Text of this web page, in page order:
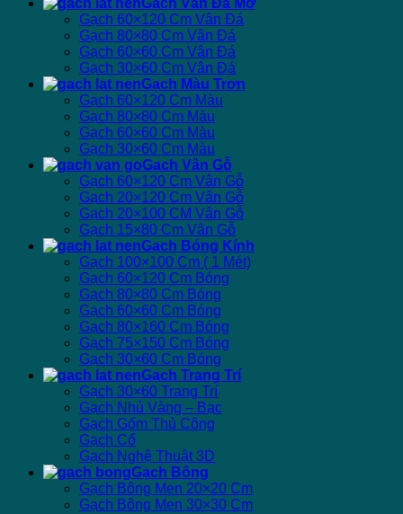
Gạch 60×120 Cm Vân Đá
Gạch 80×80 Cm Vân Đá
Gạch 60×60 Cm Vân Đá
Gạch 30×60 Cm Vân Đá
Gạch Màu Trơn
Gạch 60×120 Cm Màu
Gạch 80×80 Cm Màu
Gạch 60×60 Cm Màu
Gạch 30×60 Cm Màu
Gạch Vân Gỗ
Gạch 60×120 Cm Vân Gỗ
Gạch 20×120 Cm Vân Gỗ
Gạch 20×100 CM Vân Gỗ
Gạch 15×80 Cm Vân Gỗ
Gạch Bóng Kính
Gạch 100×100 Cm ( 1 Mét)
Gạch 60×120 Cm Bóng
Gạch 80×80 Cm Bóng
Gạch 60×60 Cm Bóng
Gạch 80×160 Cm Bóng
Gạch 75×150 Cm Bóng
Gạch 30×60 Cm Bóng
Gạch Trang Trí
Gạch 30×60 Trang Trí
Gạch Nhủ Vàng – Bạc
Gạch Gốm Thủ Công
Gạch Cổ
Gạch Nghệ Thuật 3D
Gạch Bông
Gạch Bông Men 20×20 Cm
Gạch Bông Men 30×30 Cm